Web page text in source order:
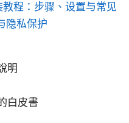
程：步骤、设置与常见
隐私保护
明
白皮書